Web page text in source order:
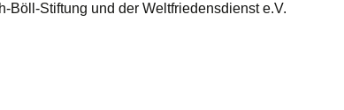
Böll-Stiftung und der Weltfriedensdienst e.V.